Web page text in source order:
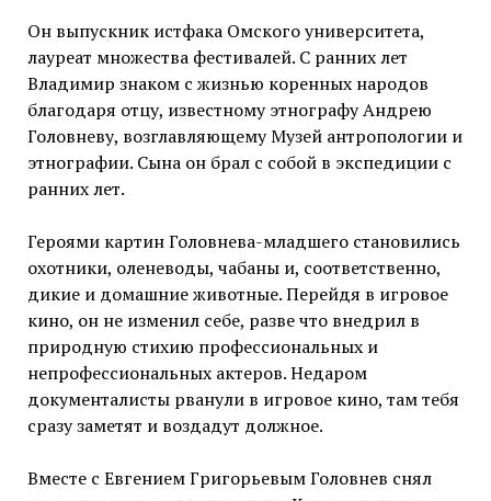
Он выпускник истфака Омского университета,
лауреат множества фестивалей. С ранних лет
Владимир знаком с жизнью коренных народов
благодаря отцу, известному этнографу Андрею
Головневу, возглавляющему Музей антропологии и
этнографии. Сына он брал с собой в экспедиции с
ранних лет.
Героями картин Головнева-младшего становились
охотники, оленеводы, чабаны и, соответственно,
дикие и домашние животные. Перейдя в игровое
кино, он не изменил себе, разве что внедрил в
природную стихию профессиональных и
непрофессиональных актеров. Недаром
документалисты рванули в игровое кино, там тебя
сразу заметят и воздадут должное.
Вместе с Евгением Григорьевым Головнев снял